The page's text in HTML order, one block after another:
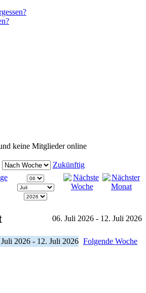
keine Mitglieder online
Zukünftig
06. Juli 2026 - 12. Juli 2026
2026 - 12. Juli 2026 Folgende Woche